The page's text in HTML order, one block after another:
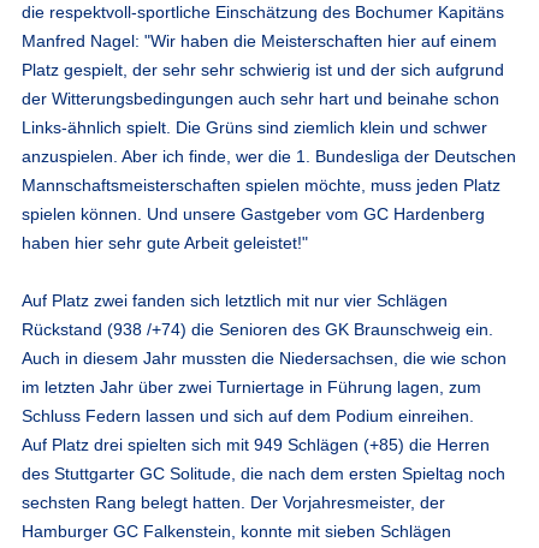
die respektvoll-sportliche Einschätzung des Bochumer Kapitäns
Manfred Nagel: "Wir haben die Meisterschaften hier auf einem
Platz gespielt, der sehr sehr schwierig ist und der sich aufgrund
der Witterungsbedingungen auch sehr hart und beinahe schon
Links-ähnlich spielt. Die Grüns sind ziemlich klein und schwer
anzuspielen. Aber ich finde, wer die 1. Bundesliga der Deutschen
Mannschaftsmeisterschaften spielen möchte, muss jeden Platz
spielen können. Und unsere Gastgeber vom GC Hardenberg
haben hier sehr gute Arbeit geleistet!"
Auf Platz zwei fanden sich letztlich mit nur vier Schlägen
Rückstand (938 /+74) die Senioren des GK Braunschweig ein.
Auch in diesem Jahr mussten die Niedersachsen, die wie schon
im letzten Jahr über zwei Turniertage in Führung lagen, zum
Schluss Federn lassen und sich auf dem Podium einreihen.
Auf Platz drei spielten sich mit 949 Schlägen (+85) die Herren
des Stuttgarter GC Solitude, die nach dem ersten Spieltag noch
sechsten Rang belegt hatten. Der Vorjahresmeister, der
Hamburger GC Falkenstein, konnte mit sieben Schlägen